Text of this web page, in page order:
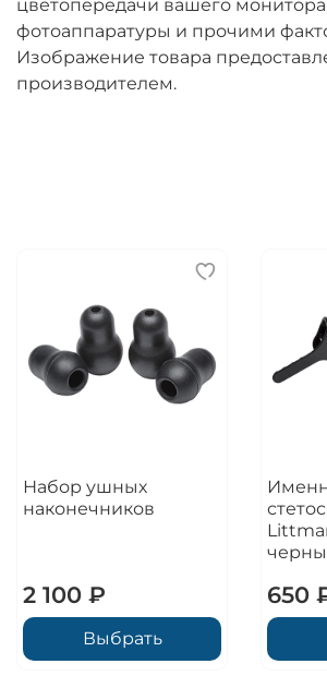
цветопередачи вашего
фотоаппаратуры и прочими
Изображение товара
производителем.
Набор ушных
наконечников
2 100 ₽
Выбрать
650